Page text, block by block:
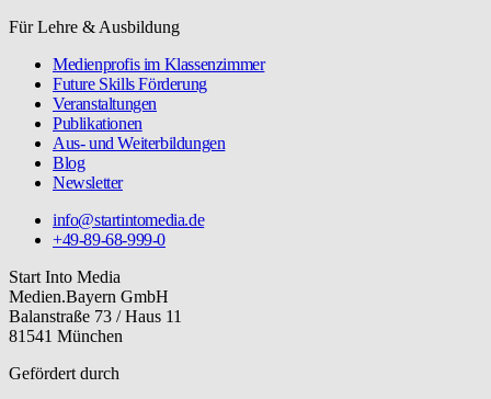
Für Lehre & Ausbildung
Medienprofis im Klassenzimmer
Future Skills Förderung
Veranstaltungen
Publikationen
Aus- und Weiterbildungen
Blog
Newsletter
info@startintomedia.de
+49-89-68-999-0
Start Into Media
Medien.Bayern GmbH
Balanstraße 73 / Haus 11
81541 München
Gefördert durch